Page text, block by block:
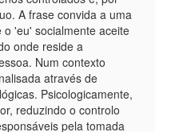
A frase convida a uma
'eu' socialmente aceite
onde reside a
Num contexto
através de
Psicologicamente,
reduzindo o controlo
pela tomada